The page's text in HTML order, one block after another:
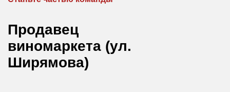
Продавец
виномаркета (ул.
Ширямова)